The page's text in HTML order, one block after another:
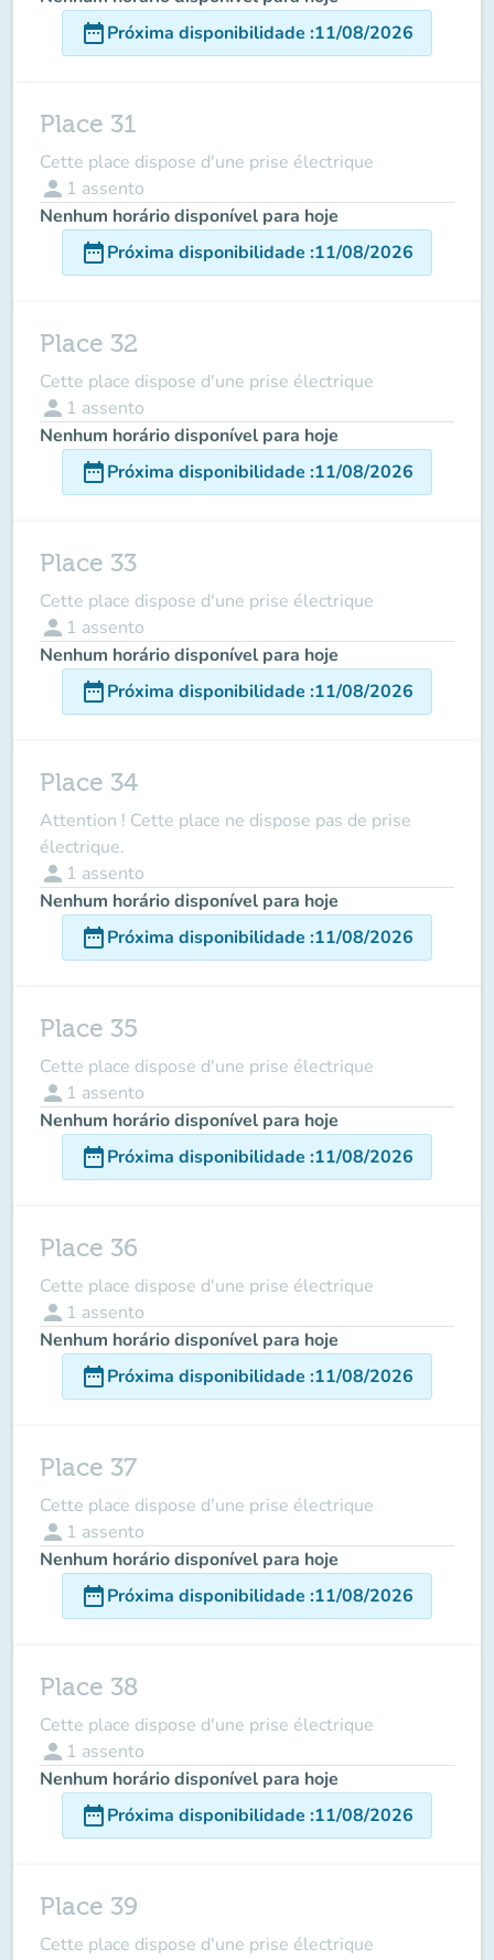
date_rangePróxima disponibilidade :11/08/2026
Place 31
Cette place dispose d'une prise électrique
person 1 assento
Nenhum horário disponível para hoje
date_rangePróxima disponibilidade :11/08/2026
Place 32
Cette place dispose d'une prise électrique
person 1 assento
Nenhum horário disponível para hoje
date_rangePróxima disponibilidade :11/08/2026
Place 33
Cette place dispose d'une prise électrique
person 1 assento
Nenhum horário disponível para hoje
date_rangePróxima disponibilidade :11/08/2026
Place 34
Attention ! Cette place ne dispose pas de prise
électrique.
person 1 assento
Nenhum horário disponível para hoje
date_rangePróxima disponibilidade :11/08/2026
Place 35
Cette place dispose d'une prise électrique
person 1 assento
Nenhum horário disponível para hoje
date_rangePróxima disponibilidade :11/08/2026
Place 36
Cette place dispose d'une prise électrique
person 1 assento
Nenhum horário disponível para hoje
date_rangePróxima disponibilidade :11/08/2026
Place 37
Cette place dispose d'une prise électrique
person 1 assento
Nenhum horário disponível para hoje
date_rangePróxima disponibilidade :11/08/2026
Place 38
Cette place dispose d'une prise électrique
person 1 assento
Nenhum horário disponível para hoje
date_rangePróxima disponibilidade :11/08/2026
Place 39
Cette place dispose d'une prise électrique